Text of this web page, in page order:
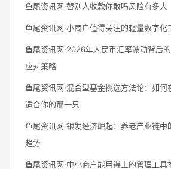
鱼尾资讯网·替别人收款你敢吗风险有多大
鱼尾资讯网·小商户值得关注的轻量数字化
鱼尾资讯网·2026年人民币汇率波动背后
应对策略
鱼尾资讯网·混合型基金挑选方法论：如何
适合你的那一只
鱼尾资讯网·银发经济崛起：养老产业链
趋势
鱼尾资讯网·中小商户能用得上的管理工具